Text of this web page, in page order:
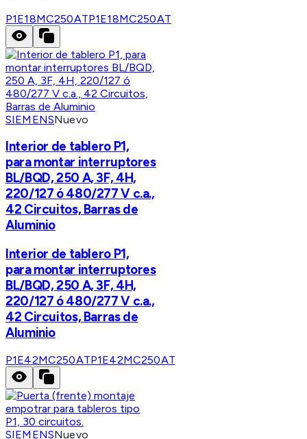
P1E18MC250ATP1E18MC250AT
SIEMENSNuevo
Interior de tablero P1,
para montar interruptores
BL/BQD, 250 A, 3F, 4H,
220/127 ó 480/277 V c.a.,
42 Circuitos, Barras de
Aluminio
Interior de tablero P1,
para montar interruptores
BL/BQD, 250 A, 3F, 4H,
220/127 ó 480/277 V c.a.,
42 Circuitos, Barras de
Aluminio
P1E42MC250ATP1E42MC250AT
SIEMENSNuevo